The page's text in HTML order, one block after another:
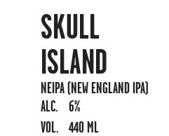
SKULL
ISLAND
NEIPA (NEW ENGLAND IPA)
ALC.
6%
VOL.
440 ML